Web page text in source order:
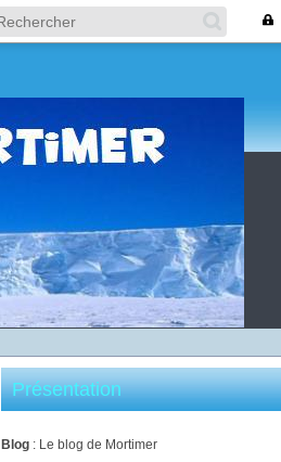
Présentation
Blog : Le blog de Mortimer